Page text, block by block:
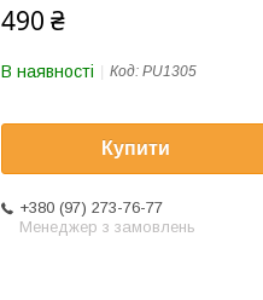
490 ₴
В наявності Код: PU1305
Купити
+380 (97) 273-76-77
Менеджер з замовлень